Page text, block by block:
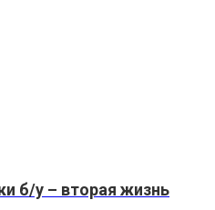
б/у – вторая жизнь